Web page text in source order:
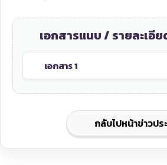
เอกสารแนบ / รายละเอี
เอกสาร 1
กลับไปหน้าข่าวปร